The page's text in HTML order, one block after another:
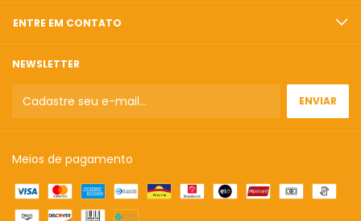
ENTRE EM CONTATO
NEWSLETTER
Meios de pagamento